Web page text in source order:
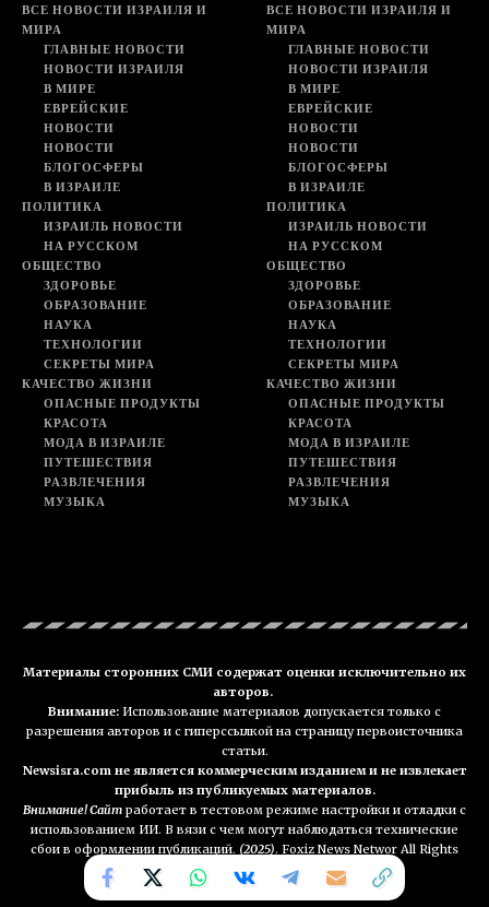
ВСЕ НОВОСТИ ИЗРАИЛЯ И
МИРА
ГЛАВНЫЕ НОВОСТИ
НОВОСТИ ИЗРАИЛЯ
В МИРЕ
ЕВРЕЙСКИЕ
НОВОСТИ
НОВОСТИ
БЛОГОСФЕРЫ
В ИЗРАИЛЕ
ПОЛИТИКА
ИЗРАИЛЬ НОВОСТИ
НА РУССКОМ
ОБЩЕСТВО
ЗДОРОВЬЕ
ОБРАЗОВАНИЕ
НАУКА
ТЕХНОЛОГИИ
СЕКРЕТЫ МИРА
КАЧЕСТВО ЖИЗНИ
ОПАСНЫЕ ПРОДУКТЫ
КРАСОТА
МОДА В ИЗРАИЛЕ
ПУТЕШЕСТВИЯ
РАЗВЛЕЧЕНИЯ
МУЗЫКА
ВСЕ НОВОСТИ ИЗРАИЛЯ И
МИРА
ГЛАВНЫЕ НОВОСТИ
НОВОСТИ ИЗРАИЛЯ
В МИРЕ
ЕВРЕЙСКИЕ
НОВОСТИ
НОВОСТИ
БЛОГОСФЕРЫ
В ИЗРАИЛЕ
ПОЛИТИКА
ИЗРАИЛЬ НОВОСТИ
НА РУССКОМ
ОБЩЕСТВО
ЗДОРОВЬЕ
ОБРАЗОВАНИЕ
НАУКА
ТЕХНОЛОГИИ
СЕКРЕТЫ МИРА
КАЧЕСТВО ЖИЗНИ
ОПАСНЫЕ ПРОДУКТЫ
КРАСОТА
МОДА В ИЗРАИЛЕ
ПУТЕШЕСТВИЯ
РАЗВЛЕЧЕНИЯ
МУЗЫКА
Материалы сторонних СМИ содержат оценки исключительно их
авторов.
Внимание: Использование материалов допускается только с
разрешения авторов и с гиперссылкой на страницу первоисточника
статьи.
Newsisra.com не является коммерческим изданием и не извлекает
прибыль из публикуемых материалов.
Внимание! Сайт работает в тестовом режиме настройки и отладки с
использованием ИИ. В вязи с чем могут наблюдаться технические
сбои в оформлении публикаций. (2025). Foxiz News Networ All Rights
Reserved. NEWSisra.com